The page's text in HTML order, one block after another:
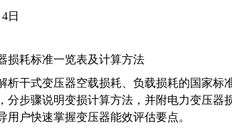
日
损耗标准一览表及计算方法
析干式变压器空载损耗、负载损耗的国家标
分步骤说明变损计算方法，并附电力变压器
用户快速掌握变压器能效评估要点。